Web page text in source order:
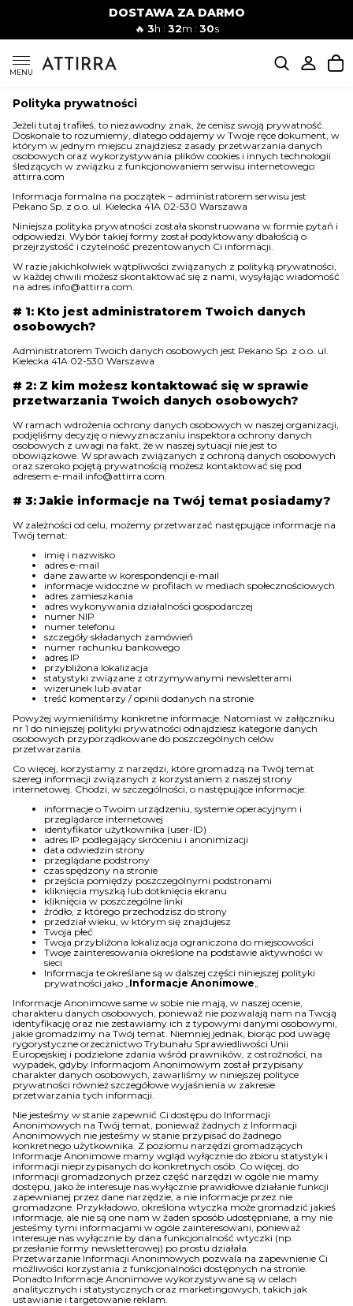
DOSTAWA ZA DARMO
🔥 3h : 32m : 29s
MENU
Mężczyźni
SUKIENKI
KOMBINEZONY
DÓŁ DAMSKIE
STROJE KĄPIELOWE
OBUWIE
BIELIZNA
BLUZY
SWETRY
OKRYCIA WIERZCHNIE
Polityka prywatności
Jeżeli tutaj trafiłeś, to niezawodny znak, że cenisz swoją prywatność.
Doskonale to rozumiemy, dlatego oddajemy w Twoje ręce dokument, w
którym w jednym miejscu znajdziesz zasady przetwarzania danych
osobowych oraz wykorzystywania plików cookies i innych technologii
śledzących w związku z funkcjonowaniem serwisu internetowego
attirra.com
Informacja formalna na początek – administratorem serwisu jest
Pekano Sp. z o.o. ul. Kielecka 41A 02-530 Warszawa
Niniejsza polityka prywatności została skonstruowana w formie pytań i
odpowiedzi. Wybór takiej formy został podyktowany dbałością o
przejrzystość i czytelność prezentowanych Ci informacji.
W razie jakichkolwiek wątpliwości związanych z polityką prywatności,
w każdej chwili możesz skontaktować się z nami, wysyłając wiadomość
na adres info@attirra.com.
# 1: Kto jest administratorem Twoich danych
osobowych?
Administratorem Twoich danych osobowych jest Pekano Sp. z o.o. ul.
Kielecka 41A 02-530 Warszawa
# 2: Z kim możesz kontaktować się w sprawie
przetwarzania Twoich danych osobowych?
W ramach wdrożenia ochrony danych osobowych w naszej organizacji,
podjęliśmy decyzję o niewyznaczaniu inspektora ochrony danych
osobowych z uwagi na fakt, że w naszej sytuacji nie jest to
obowiązkowe. W sprawach związanych z ochroną danych osobowych
oraz szeroko pojętą prywatnością możesz kontaktować się pod
adresem e-mail info@attirra.com.
# 3: Jakie informacje na Twój temat posiadamy?
W zależności od celu, możemy przetwarzać następujące informacje na
Twój temat:
imię i nazwisko
adres e-mail
dane zawarte w korespondencji e-mail
informacje widoczne w profilach w mediach społecznościowych
adres zamieszkania
adres wykonywania działalności gospodarczej
numer NIP
numer telefonu
szczegóły składanych zamówień
numer rachunku bankowego
adres IP
przybliżona lokalizacja
statystyki związane z otrzymywanymi newsletterami
wizerunek lub avatar
treść komentarzy / opinii dodanych na stronie
Powyżej wymieniliśmy konkretne informacje. Natomiast w załączniku
nr 1 do niniejszej polityki prywatności odnajdziesz kategorie danych
osobowych przyporządkowane do poszczególnych celów
przetwarzania.
Co więcej, korzystamy z narzędzi, które gromadzą na Twój temat
szereg informacji związanych z korzystaniem z naszej strony
internetowej. Chodzi, w szczególności, o następujące informacje:
informacje o Twoim urządzeniu, systemie operacyjnym i
przeglądarce internetowej
identyfikator użytkownika (user-ID)
adres IP podlegający skróceniu i anonimizacji
data odwiedzin strony
przeglądane podstrony
czas spędzony na stronie
przejścia pomiędzy poszczególnymi podstronami
kliknięcia myszką lub dotknięcia ekranu
kliknięcia w poszczególne linki
źródło, z którego przechodzisz do strony
przedział wieku, w którym się znajdujesz
Twoja płeć
Twoja przybliżona lokalizacja ograniczona do miejscowości
Twoje zainteresowania określone na podstawie aktywności w
sieci
Informacja te określane są w dalszej części niniejszej polityki
prywatności jako „Informacje Anonimowe„
Informacje Anonimowe same w sobie nie mają, w naszej ocenie,
charakteru danych osobowych, ponieważ nie pozwalają nam na Twoją
identyfikację oraz nie zestawiamy ich z typowymi danymi osobowymi,
jakie gromadzimy na Twój temat. Niemniej jednak, biorąc pod uwagę
rygorystyczne orzecznictwo Trybunału Sprawiedliwości Unii
Europejskiej i podzielone zdania wśród prawników, z ostrożności, na
wypadek, gdyby Informacjom Anonimowym został przypisany
charakter danych osobowych, zawarliśmy w niniejszej polityce
prywatności również szczegółowe wyjaśnienia w zakresie
przetwarzania tych informacji.
Nie jesteśmy w stanie zapewnić Ci dostępu do Informacji
Anonimowych na Twój temat, ponieważ żadnych z Informacji
Anonimowych nie jesteśmy w stanie przypisać do żadnego
konkretnego użytkownika. Z poziomu narzędzi gromadzących
Informacje Anonimowe mamy wgląd wyłącznie do zbioru statystyk i
informacji nieprzypisanych do konkretnych osób. Co więcej, do
informacji gromadzonych przez część narzędzi w ogóle nie mamy
dostępu, jako że interesuje nas wyłącznie prawidłowe działanie funkcji
zapewnianej przez dane narzędzie, a nie informacje przez nie
gromadzone. Przykładowo, określona wtyczka może gromadzić jakieś
informacje, ale nie są one nam w żaden sposób udostępniane, a my nie
jesteśmy tymi informacjami w ogóle zainteresowani, ponieważ
interesuje nas wyłącznie by dana funkcjonalność wtyczki (np.
przesłanie formy newsletterowej) po prostu działała.
Przetwarzanie Informacji Anonimowych pozwala na zapewnienie Ci
możliwości korzystania z funkcjonalności dostępnych na stronie.
Ponadto Informacje Anonimowe wykorzystywane są w celach
analitycznych i statystycznych oraz marketingowych, takich jak
ustawianie i targetowanie reklam.